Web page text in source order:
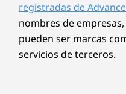
registradas de
nombres de
pueden ser marcas
servicios de terceros.